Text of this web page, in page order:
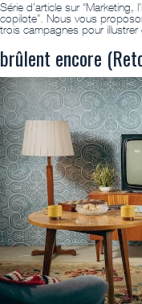
Série d’article sur “Marketing,
copilote”. Nous vous
trois campagnes pour
brûlent encore